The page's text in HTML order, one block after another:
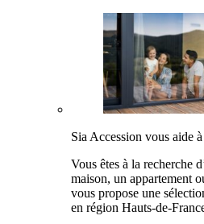
Sia Accession vous aide
Vous êtes à la recherche
maison, un appartement
vous propose une
en région Hauts-de-